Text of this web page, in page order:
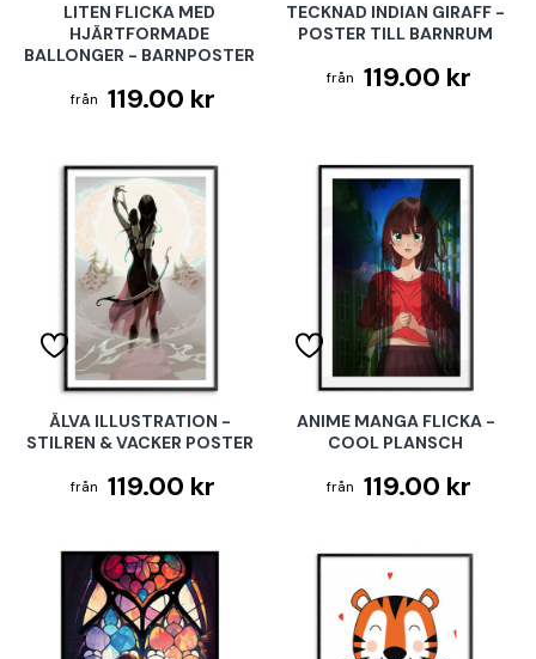
LITEN FLICKA MED
HJÄRTFORMADE
BALLONGER - BARNPOSTER
119.00 kr
TECKNAD INDIAN GIRAFF -
POSTER TILL BARNRUM
119.00 kr
ÄLVA ILLUSTRATION -
STILREN & VACKER POSTER
119.00 kr
ANIME MANGA FLICKA -
COOL PLANSCH
119.00 kr